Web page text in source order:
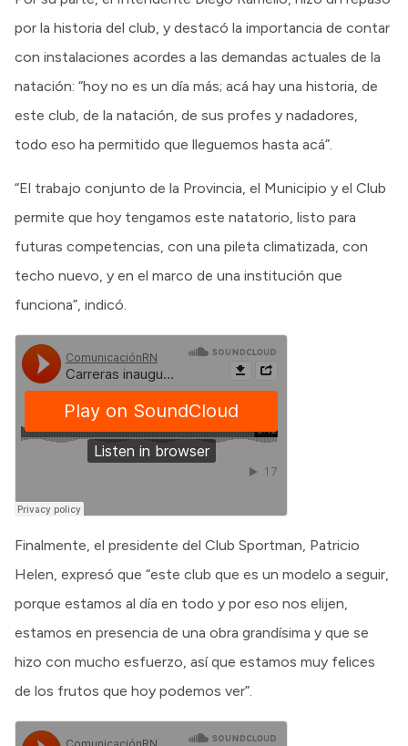
por la historia del club, y destacó la importancia de contar
con instalaciones acordes a las demandas actuales de la
natación: “hoy no es un día más; acá hay una historia, de
este club, de la natación, de sus profes y nadadores,
todo eso ha permitido que lleguemos hasta acá”.
“El trabajo conjunto de la Provincia, el Municipio y el Club
permite que hoy tengamos este natatorio, listo para
futuras competencias, con una pileta climatizada, con
techo nuevo, y en el marco de una institución que
funciona”, indicó.
Finalmente, el presidente del Club Sportman, Patricio
Helen, expresó que “este club que es un modelo a seguir,
porque estamos al día en todo y por eso nos elijen,
estamos en presencia de una obra grandísima y que se
hizo con mucho esfuerzo, así que estamos muy felices
de los frutos que hoy podemos ver”.